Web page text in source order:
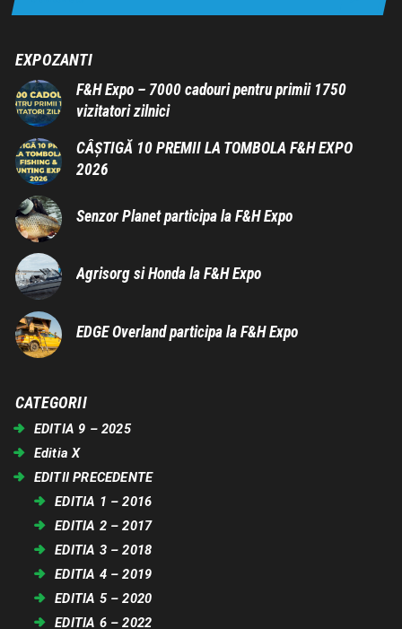
EXPOZANTI
F&H Expo – 7000 cadouri pentru primii 1750
vizitatori zilnici
CÂȘTIGĂ 10 PREMII LA TOMBOLA F&H EXPO
2026
Senzor Planet participa la F&H Expo
Agrisorg si Honda la F&H Expo
EDGE Overland participa la F&H Expo
CATEGORII
EDITIA 9 – 2025
Editia X
EDITII PRECEDENTE
EDITIA 1 – 2016
EDITIA 2 – 2017
EDITIA 3 – 2018
EDITIA 4 – 2019
EDITIA 5 – 2020
EDITIA 6 – 2022